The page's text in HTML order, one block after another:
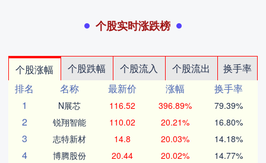
个股实时涨跌榜
个股涨幅 个股跌幅 个股流入 个股流出
换手率
排名
名称 最新价 涨幅
换手率
1
N展芯 116.52 396.89% 79.39%
2 锐翔智能 110.02 20.21% 16.80%
3 志特新材 14.8 20.03% 14.18%
4 博腾股份 20.44 20.02% 14.77%